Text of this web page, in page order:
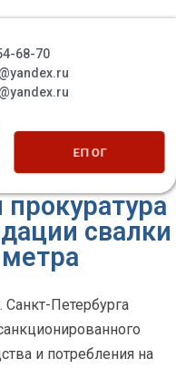
68-70
ЕП ОГ
свалки
Санкт-Петербурга
и потребления на